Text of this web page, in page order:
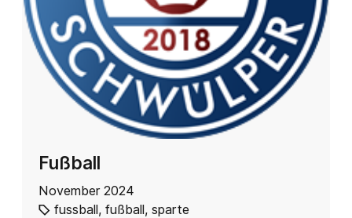
Fußball
November 2024
fussball,fußball,sparte